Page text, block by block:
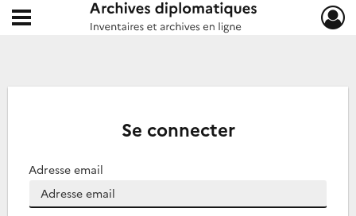
Archives diplomatiques
Ouvrir le menu déroulant
Se connecter
Adresse email